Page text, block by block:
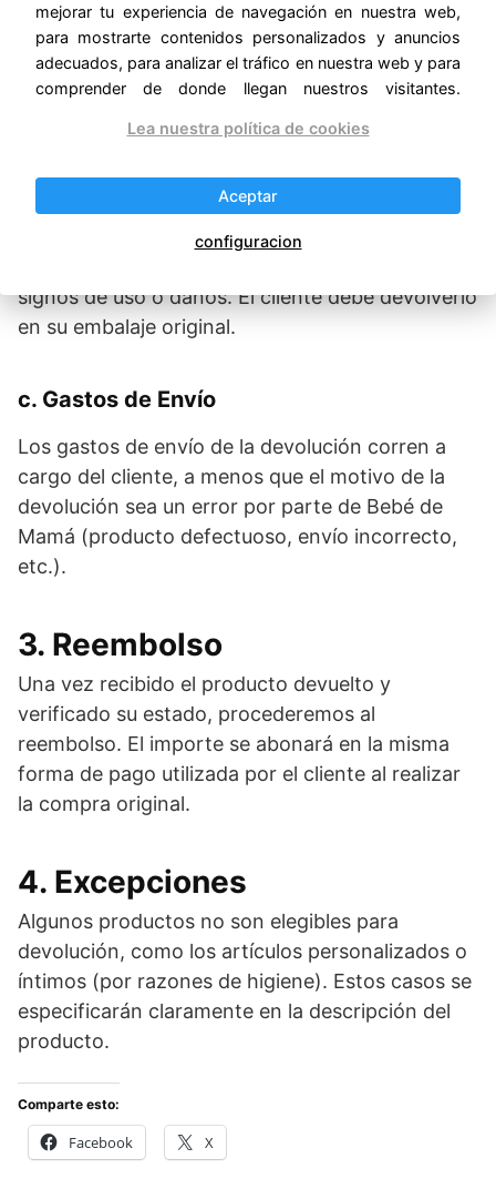
El cliente debe notificar su intención de devolver
el producto dentro del plazo de 14 días naturales
desde la recepción. Puede hacerlo a través de
nuestro formulario de contacto en el sitio web o
b. Estado del Producto
signos de uso o daños. El cliente debe devolverlo
en su embalaje original.
c. Gastos de Envío
Los gastos de envío de la devolución corren a
cargo del cliente, a menos que el motivo de la
devolución sea un error por parte de Bebé de
Mamá (producto defectuoso, envío incorrecto,
etc.).
3. Reembolso
Una vez recibido el producto devuelto y
verificado su estado, procederemos al
reembolso. El importe se abonará en la misma
forma de pago utilizada por el cliente al realizar
la compra original.
4. Excepciones
Algunos productos no son elegibles para
devolución, como los artículos personalizados o
íntimos (por razones de higiene). Estos casos se
especificarán claramente en la descripción del
producto.
Comparte esto:
Facebook X
mejorar tu experiencia de navegación en nuestra web,
para mostrarte contenidos personalizados y anuncios
adecuados, para analizar el tráfico en nuestra web y para
comprender de donde llegan nuestros visitantes.
Lea nuestra política de cookies
Aceptar
configuracion